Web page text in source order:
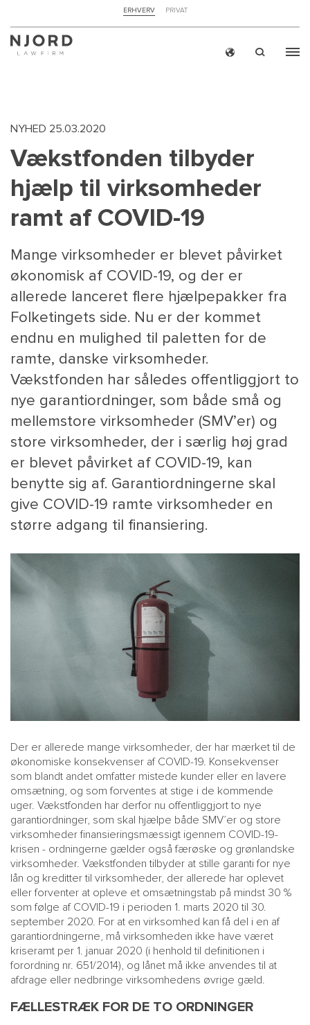
TOP
MENU
ERHVERV PRIVAT
MAIN
MENU
HR
OM
NYHED 25.03.2020
Vækstfonden tilbyder
hjælp til virksomheder
ramt af COVID-19
Mange virksomheder er blevet påvirket
økonomisk af COVID-19, og der er
allerede lanceret flere hjælpepakker fra
Folketingets side. Nu er der kommet
endnu en mulighed til paletten for de
ramte, danske virksomheder.
Vækstfonden har således offentliggjort to
nye garantiordninger, som både små og
mellemstore virksomheder (SMV’er) og
store virksomheder, der i særlig høj grad
er blevet påvirket af COVID-19, kan
benytte sig af. Garantiordningerne skal
give COVID-19 ramte virksomheder en
større adgang til finansiering.
Der er allerede mange virksomheder, der har mærket til de
økonomiske konsekvenser af COVID-19. Konsekvenser
som blandt andet omfatter mistede kunder eller en lavere
omsætning, og som forventes at stige i de kommende
uger. Vækstfonden har derfor nu offentliggjort to nye
garantiordninger, som skal hjælpe både SMV’er og store
virksomheder finansieringsmæssigt igennem COVID-19-
krisen - ordningerne gælder også færøske og grønlandske
virksomheder. Vækstfonden tilbyder at stille garanti for nye
lån og kreditter til virksomheder, der allerede har oplevet
eller forventer at opleve et omsætningstab på mindst 30 %
som følge af COVID-19 i perioden 1. marts 2020 til 30.
september 2020. For at en virksomhed kan få del i en af
garantiordningerne, må virksomheden ikke have været
kriseramt per 1. januar 2020 (i henhold til definitionen i
forordning nr. 651/2014), og lånet må ikke anvendes til at
afdrage eller nedbringe virksomhedens øvrige gæld.
FÆLLESTRÆK FOR DE TO ORDNINGER